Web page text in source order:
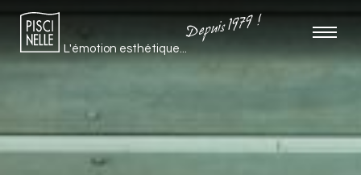
L'émotion esthétique...
Depuis 1979 !